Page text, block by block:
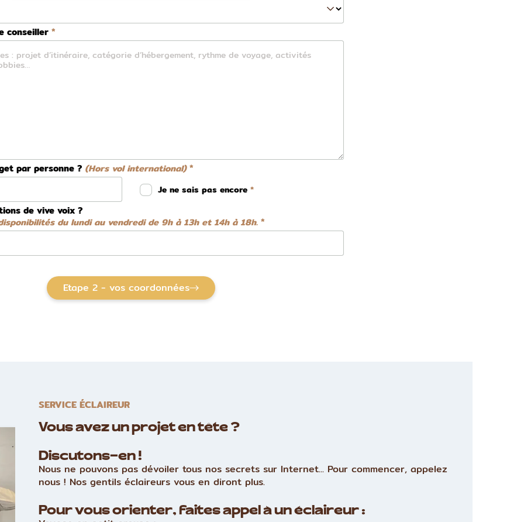
conseiller
par personne ? (Hors vol international)
Je ne sais pas encore
de vive voix ?
du lundi au vendredi de 9h à 13h et 14h à 18h.
Etape 2 - vos coordonnées
SERVICE ÉCLAIREUR
Vous avez un projet en tête ?
Discutons-en !
Nous ne pouvons pas dévoiler tous nos secrets sur Internet... Pour commencer, appelez
nous ! Nos gentils éclaireurs vous en diront plus.
Pour vous orienter, faites appel à un éclaireur :